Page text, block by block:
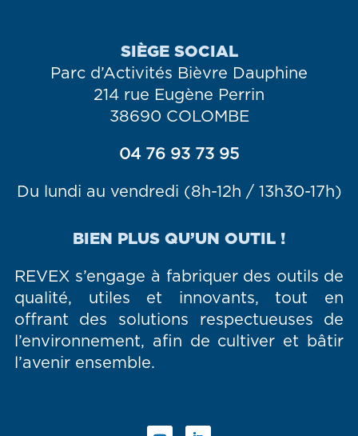
SIÈGE SOCIAL
Parc d’Activités Bièvre Dauphine
214 rue Eugène Perrin
38690 COLOMBE
04 76 93 73 95
Du lundi au vendredi (8h-12h / 13h30-17h)
BIEN PLUS QU’UN OUTIL !
REVEX s’engage à fabriquer des outils de
qualité, utiles et innovants, tout en
offrant des solutions respectueuses de
l’environnement, afin de cultiver et bâtir
l’avenir ensemble.